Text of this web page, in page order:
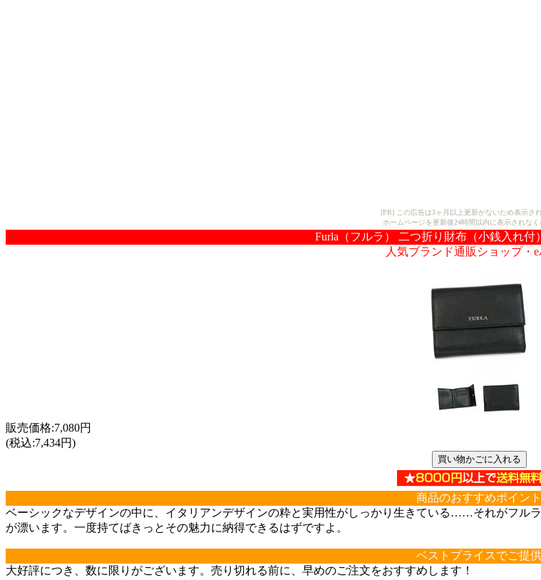
[PR] この広告は3ヶ月以上更新がないため表示され
ホームページを更新後24時間以内に表示されなく
Furla（フルラ） 二つ折り財布（小銭入れ付
人気ブランド通販ショップ・
販売価格:7,080円
(税込:7,434円)
商品のおすすめポイント
ベーシックなデザインの中に、イタリアンデザインの粋と実用性がしっかり生きている……それがフル
が漂います。一度持てばきっとその魅力に納得できるはずですよ。
ベストプライスでご提供
大好評につき、数に限りがございます。売り切れる前に、早めのご注文をおすすめします！